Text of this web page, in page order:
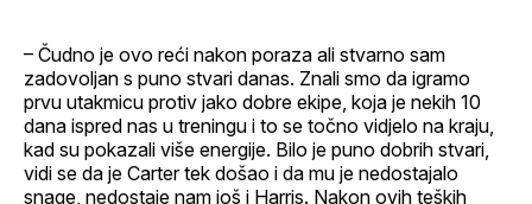
– Čudno je ovo reći nakon poraza ali stvarno sam
zadovoljan s puno stvari danas. Znali smo da igramo
prvu utakmicu protiv jako dobre ekipe, koja je nekih 10
dana ispred nas u treningu i to se točno vidjelo na kraju,
kad su pokazali više energije. Bilo je puno dobrih stvari,
vidi se da je Carter tek došao i da mu je nedostajalo
snage, nedostaje nam još i Harris. Nakon ovih teških